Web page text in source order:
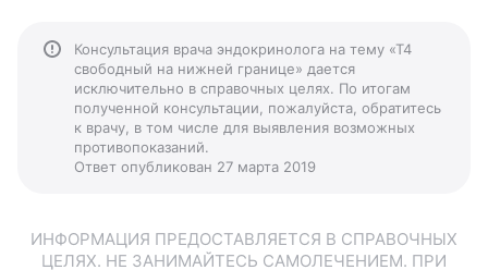
Консультация врача эндокринолога на тему «Т4
свободный на нижней границе» дается
исключительно в справочных целях. По итогам
полученной консультации, пожалуйста, обратитесь
к врачу, в том числе для выявления возможных
противопоказаний.
Ответ опубликован 27 марта 2019
ИНФОРМАЦИЯ ПРЕДОСТАВЛЯЕТСЯ В СПРАВОЧНЫХ
ЦЕЛЯХ. НЕ ЗАНИМАЙТЕСЬ САМОЛЕЧЕНИЕМ. ПРИ